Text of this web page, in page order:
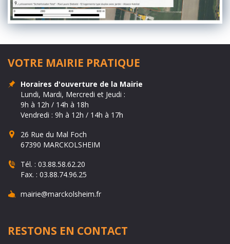
VOTRE MAIRIE PRATIQUE
Horaires d'ouverture de la Mairie
Lundi, Mardi, Mercredi et Jeudi :
9h à 12h / 14h à 18h
Vendredi : 9h à 12h / 14h à 17h
26 Rue du Mal Foch
67390 MARCKOLSHEIM
Tél. : 03.88.58.62.20
Fax. : 03.88.74.96.25
mairie@marckolsheim.fr
RESTONS EN CONTACT